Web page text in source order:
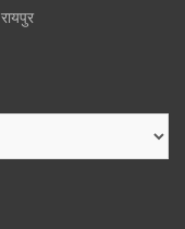
रायपुर